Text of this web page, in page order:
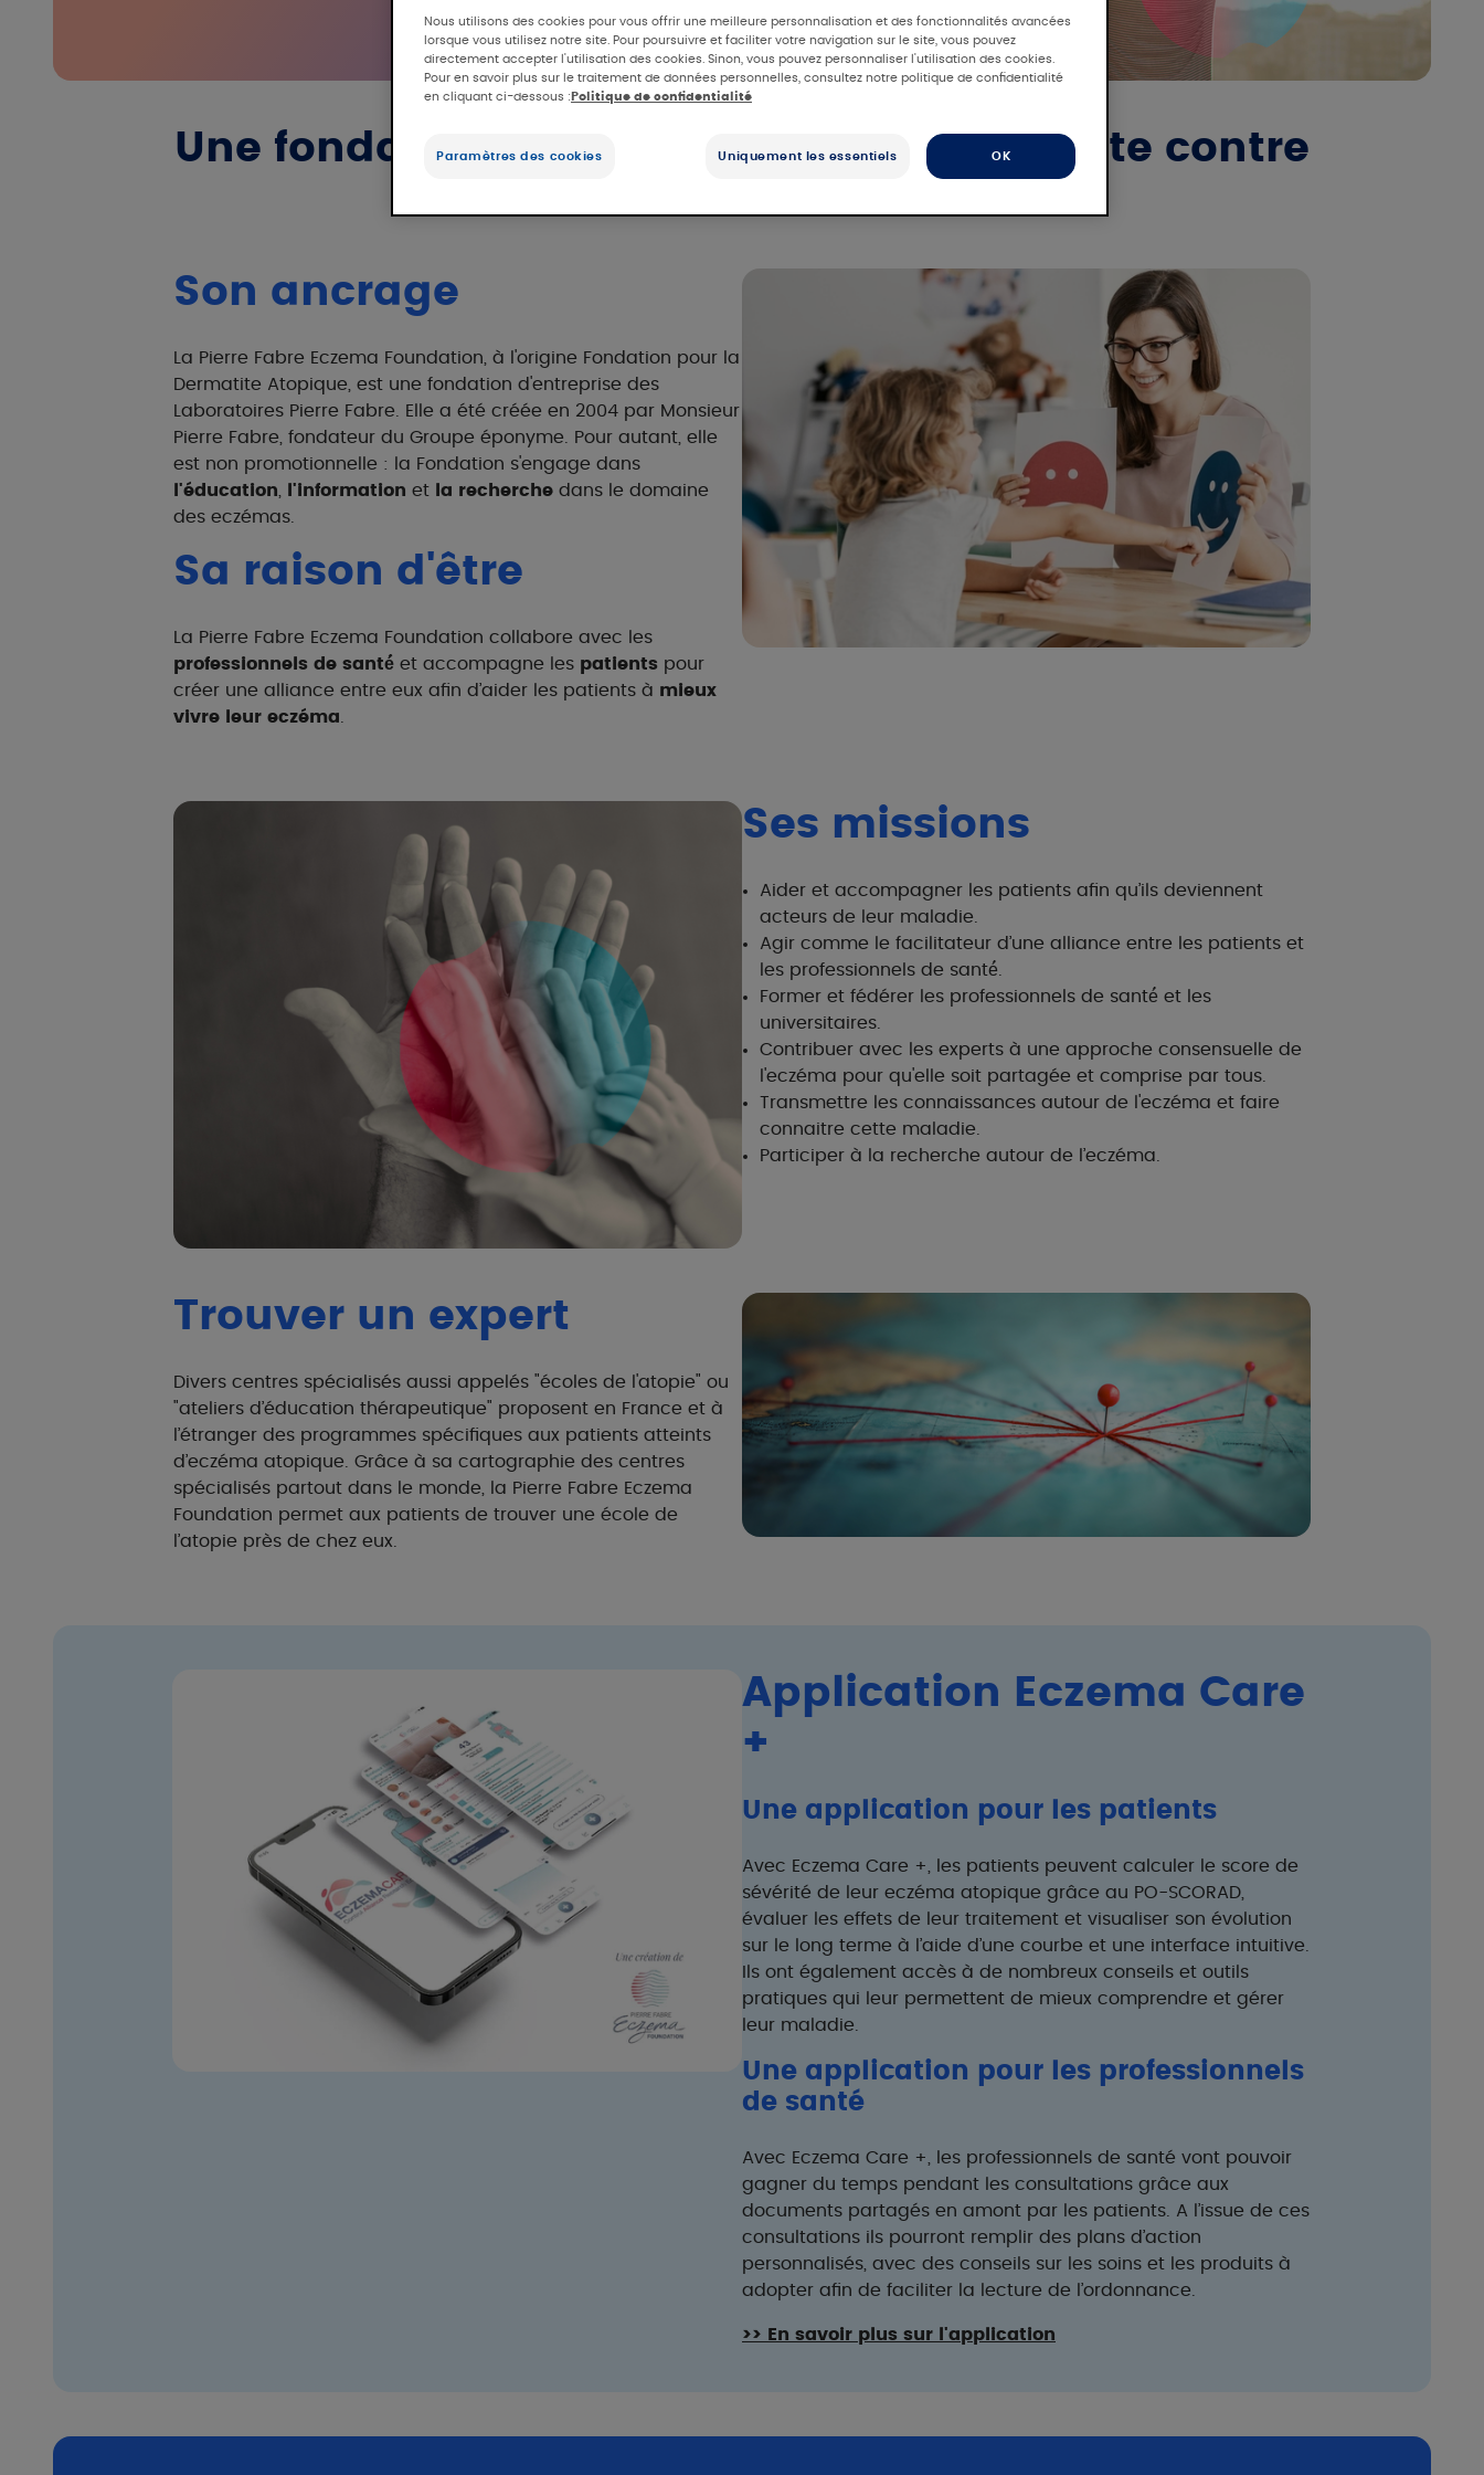
Une fondation d’entreprise dédiée a la lutte contre
Son ancrage
La Pierre Fabre Eczema Foundation, à l'origine Fondation pour la
Dermatite Atopique, est une fondation d'entreprise des
Laboratoires Pierre Fabre. Elle a été créée en 2004 par Monsieur
Pierre Fabre, fondateur du Groupe éponyme. Pour autant, elle
est non promotionnelle : la Fondation s'engage dans
l'éducation
l'information et la recherche dans le domaine
des eczémas.
Sa raison d'être
La Pierre Fabre Eczema Foundation collabore avec les
professionnels de santé́ et accompagne les patients pour
créer une alliance entre eux afin d’aider les patients à mieux
vivre leur eczéma
Ses missions
Aider et accompagner les patients afin qu’ils deviennent
acteurs de leur maladie.
Agir comme le facilitateur d’une alliance entre les patients et
les professionnels de santé́.
Former et fédérer les professionnels de santé́ et les
universitaires.
Contribuer avec les experts à une approche consensuelle de
l'eczéma pour qu'elle soit partagée et comprise par tous.
Transmettre les connaissances autour de l'eczéma et faire
connaitre cette maladie.
Participer à la recherche autour de l’eczéma.
Trouver un expert
Divers centres spécialisés aussi appelés "écoles de l'atopie" ou
"ateliers d’éducation thérapeutique" proposent en France et à
l’étranger des programmes spécifiques aux patients atteints
d’eczéma atopique. Grâce à sa cartographie des centres
spécialisés partout dans le monde, la Pierre Fabre Eczema
Foundation permet aux patients de trouver une école de
l’atopie près de chez eux.
Application Eczema Care
+
Une application pour les patients
Avec Eczema Care +, les patients peuvent calculer le score de
sévérité de leur eczéma atopique grâce au PO-SCORAD,
évaluer les effets de leur traitement et visualiser son évolution
sur le long terme à l’aide d’une courbe et une interface intuitive.
Ils ont également accès à de nombreux conseils et outils
pratiques qui leur permettent de mieux comprendre et gérer
leur maladie.
Une application pour les professionnels
de santé
Avec Eczema Care +, les professionnels de santé vont pouvoir
gagner du temps pendant les consultations grâce aux
documents partagés en amont par les patients. A l’issue de ces
consultations ils pourront remplir des plans d’action
personnalisés, avec des conseils sur les soins et les produits à
adopter afin de faciliter la lecture de l’ordonnance.
>> En savoir plus sur l'application
Nous utilisons des cookies pour vous offrir une meilleure personnalisation et des fonctionnalités avancées
lorsque vous utilisez notre site. Pour poursuivre et faciliter votre navigation sur le site, vous pouvez
directement accepter l'utilisation des cookies. Sinon, vous pouvez personnaliser l'utilisation des cookies.
Pour en savoir plus sur le traitement de données personnelles, consultez notre politique de confidentialité
en cliquant ci-dessous : Politique de confidentialité
Paramètres des cookies Uniquement les essentiels OK